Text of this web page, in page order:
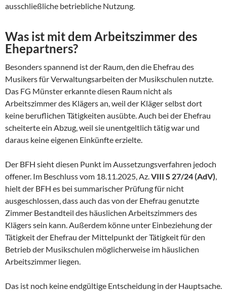
ausschließliche betriebliche Nutzung.
Was ist mit dem Arbeitszimmer des
Ehepartners?
Besonders spannend ist der Raum, den die Ehefrau des
Musikers für Verwaltungsarbeiten der Musikschulen nutzte.
Das FG Münster erkannte diesen Raum nicht als
Arbeitszimmer des Klägers an, weil der Kläger selbst dort
keine beruflichen Tätigkeiten ausübte. Auch bei der Ehefrau
scheiterte ein Abzug, weil sie unentgeltlich tätig war und
daraus keine eigenen Einkünfte erzielte.
Der BFH sieht diesen Punkt im Aussetzungsverfahren jedoch
offener. Im Beschluss vom 18.11.2025, Az. VIII S 27/24 (AdV)
hielt der BFH es bei summarischer Prüfung für nicht
ausgeschlossen, dass auch das von der Ehefrau genutzte
Zimmer Bestandteil des häuslichen Arbeitszimmers des
Klägers sein kann. Außerdem könne unter Einbeziehung der
Tätigkeit der Ehefrau der Mittelpunkt der Tätigkeit für den
Betrieb der Musikschulen möglicherweise im häuslichen
Arbeitszimmer liegen.
Das ist noch keine endgültige Entscheidung in der Hauptsache.